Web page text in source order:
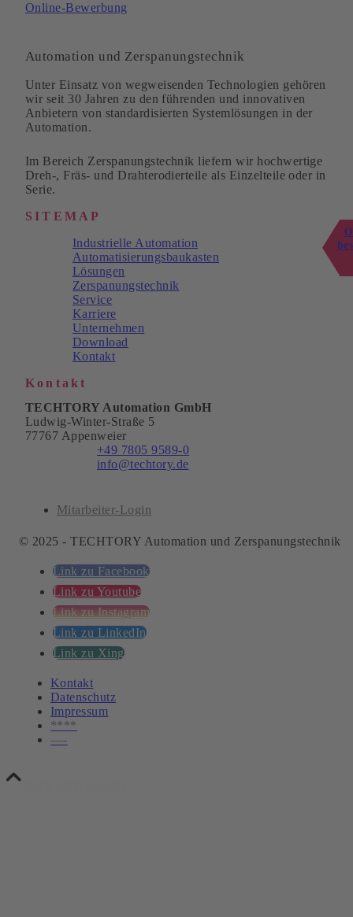
Online-Bewerbung
Automation und Zerspanungstechnik
Unter Einsatz von wegweisenden Technologien gehören
wir seit 30 Jahren zu den führenden und innovativen
Anbietern von standardisierten Systemlösungen in der
Automation.
Im Bereich Zerspanungstechnik liefern wir hochwertige
Dreh-, Fräs- und Drahterodierteile als Einzelteile oder in
Serie.
SITEMAP
Industrielle Automation
Automatisierungsbaukasten
Lösungen
Zerspanungstechnik
Service
Karriere
Unternehmen
Download
Kontakt
Kontakt
TECHTORY Automation GmbH
Ludwig-Winter-Straße 5
77767 Appenweier
+49 7805 9589-0
info@techtory.de
Mitarbeiter-Login
© 2025 - TECHTORY Automation und Zerspanungstechnik
Link zu Facebook
Link zu Youtube
Link zu Instagram
Link zu LinkedIn
Link zu Xing
Kontakt
Datenschutz
Impressum
****
—-